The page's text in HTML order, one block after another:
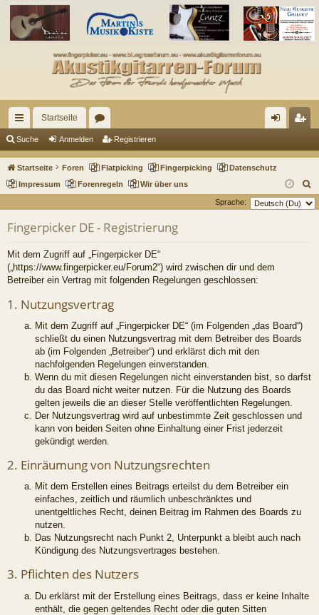
ch
ne
llz
riff
Startseite
en m
de
ist
rie
re
Suche Anmelden Registrieren
Startseite Foren Flatpicking Fingerpicking
Datenschutz
Impressum
Forenregeln Wir über uns
u
Sprache:
Fingerpicker DE - Registrierung
Mit dem Zugriff auf „Fingerpicker DE“
(„https://www.fingerpicker.eu/Forum2“) wird zwischen dir und dem
Betreiber ein Vertrag mit folgenden Regelungen geschlossen:
1. Nutzungsvertrag
Mit dem Zugriff auf „Fingerpicker DE“ (im Folgenden „das Board“)
schließt du einen Nutzungsvertrag mit dem Betreiber des Boards
ab (im Folgenden „Betreiber“) und erklärst dich mit den
nachfolgenden Regelungen einverstanden.
Wenn du mit diesen Regelungen nicht einverstanden bist, so darfst
du das Board nicht weiter nutzen. Für die Nutzung des Boards
gelten jeweils die an dieser Stelle veröffentlichten Regelungen.
Der Nutzungsvertrag wird auf unbestimmte Zeit geschlossen und
kann von beiden Seiten ohne Einhaltung einer Frist jederzeit
gekündigt werden.
2. Einräumung von Nutzungsrechten
Mit dem Erstellen eines Beitrags erteilst du dem Betreiber ein
einfaches, zeitlich und räumlich unbeschränktes und
unentgeltliches Recht, deinen Beitrag im Rahmen des Boards zu
nutzen.
Das Nutzungsrecht nach Punkt 2, Unterpunkt a bleibt auch nach
Kündigung des Nutzungsvertrages bestehen.
3. Pflichten des Nutzers
Du erklärst mit der Erstellung eines Beitrags, dass er keine Inhalte
enthält, die gegen geltendes Recht oder die guten Sitten